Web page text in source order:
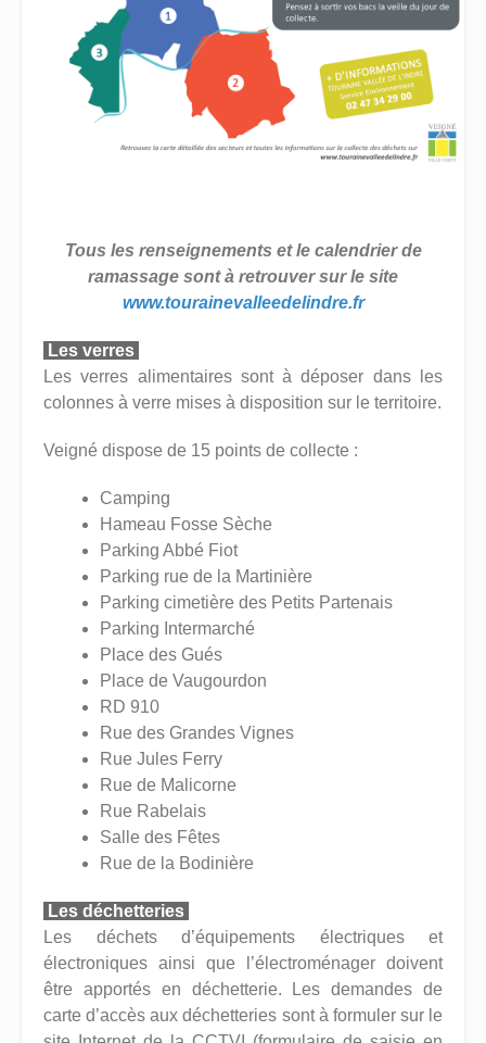
Tous les renseignements et le calendrier de
ramassage sont à retrouver sur le site
www.tourainevalleedelindre.fr
Les verres
Les verres alimentaires sont à déposer dans les
colonnes à verre mises à disposition sur le territoire.
Veigné dispose de 15 points de collecte :
Camping
Hameau Fosse Sèche
Parking Abbé Fiot
Parking rue de la Martinière
Parking cimetière des Petits Partenais
Parking Intermarché
Place des Gués
Place de Vaugourdon
RD 910
Rue des Grandes Vignes
Rue Jules Ferry
Rue de Malicorne
Rue Rabelais
Salle des Fêtes
Rue de la Bodinière
Les déchetteries
Les déchets d’équipements électriques et
électroniques ainsi que l’électroménager doivent
être apportés en déchetterie. Les demandes de
carte d’accès aux déchetteries sont à formuler sur le